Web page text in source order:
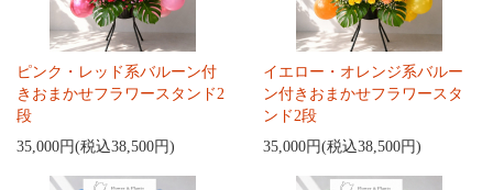
ピンク・レッド系バルーン付
きおまかせフラワースタンド2
段
35,000円(税込38,500円)
イエロー・オレンジ系バルー
ン付きおまかせフラワースタ
ンド2段
35,000円(税込38,500円)